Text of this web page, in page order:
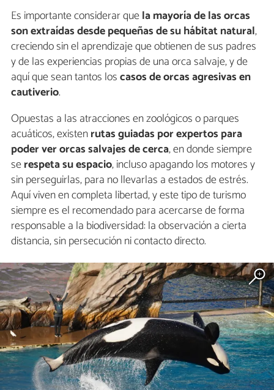
Es importante considerar quela mayoría de las orcas
son extraídas desde pequeñas de su hábitat natural,
creciendo sin el aprendizaje que obtienen de sus padres
y de las experiencias propias de una orca salvaje, y de
aquí que sean tantos loscasos de orcas agresivas en
cautiverio.
Opuestas a las atracciones en zoológicos o parques
acuáticos, existenrutas guiadas por expertos para
poder ver orcas salvajes de cerca, en donde siempre
serespeta su espacio, incluso apagando los motores y
sin perseguirlas, para no llevarlas a estados de estrés.
Aquí viven en completa libertad, y este tipo de turismo
siempre es el recomendado para acercarse de forma
responsable a la biodiversidad: la observación a cierta
distancia, sin persecución ni contacto directo.